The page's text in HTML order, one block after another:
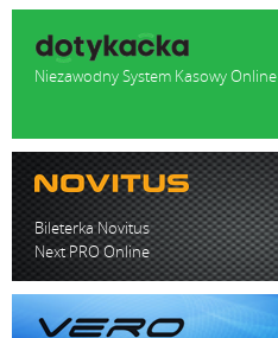
Niezawodny System Kasowy Online
Bileterka Novitus
Next PRO Online